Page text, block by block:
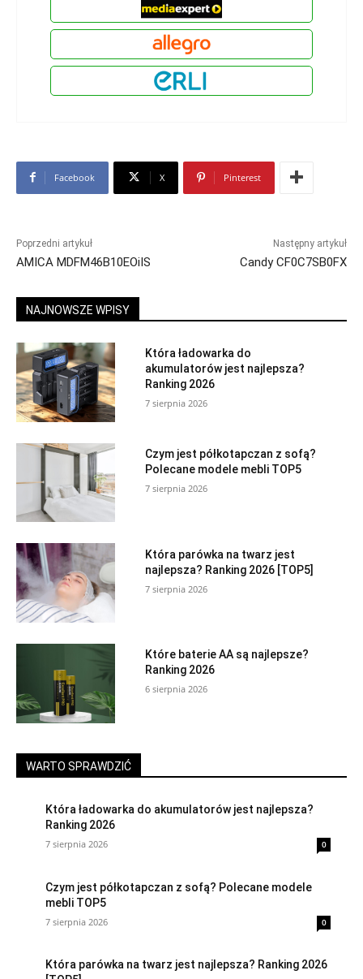
Facebook X Pinterest
Poprzedni artykuł
AMICA MDFM46B10EOiIS
Następny artykuł
Candy CF0C7SB0FX
NAJNOWSZE WPISY
Która ładowarka do
akumulatorów jest najlepsza?
Ranking 2026
7 sierpnia 2026
Czym jest półkotapczan z sofą?
Polecane modele mebli TOP5
7 sierpnia 2026
Która parówka na twarz jest
najlepsza? Ranking 2026 [TOP5]
7 sierpnia 2026
Które baterie AA są najlepsze?
Ranking 2026
6 sierpnia 2026
WARTO SPRAWDZIĆ
Która ładowarka do akumulatorów jest najlepsza?
Ranking 2026
7 sierpnia 2026 0
Czym jest półkotapczan z sofą? Polecane modele
mebli TOP5
7 sierpnia 2026 0
Która parówka na twarz jest najlepsza? Ranking 2026